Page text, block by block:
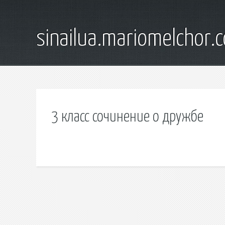
3 класс сочинение о дружбе